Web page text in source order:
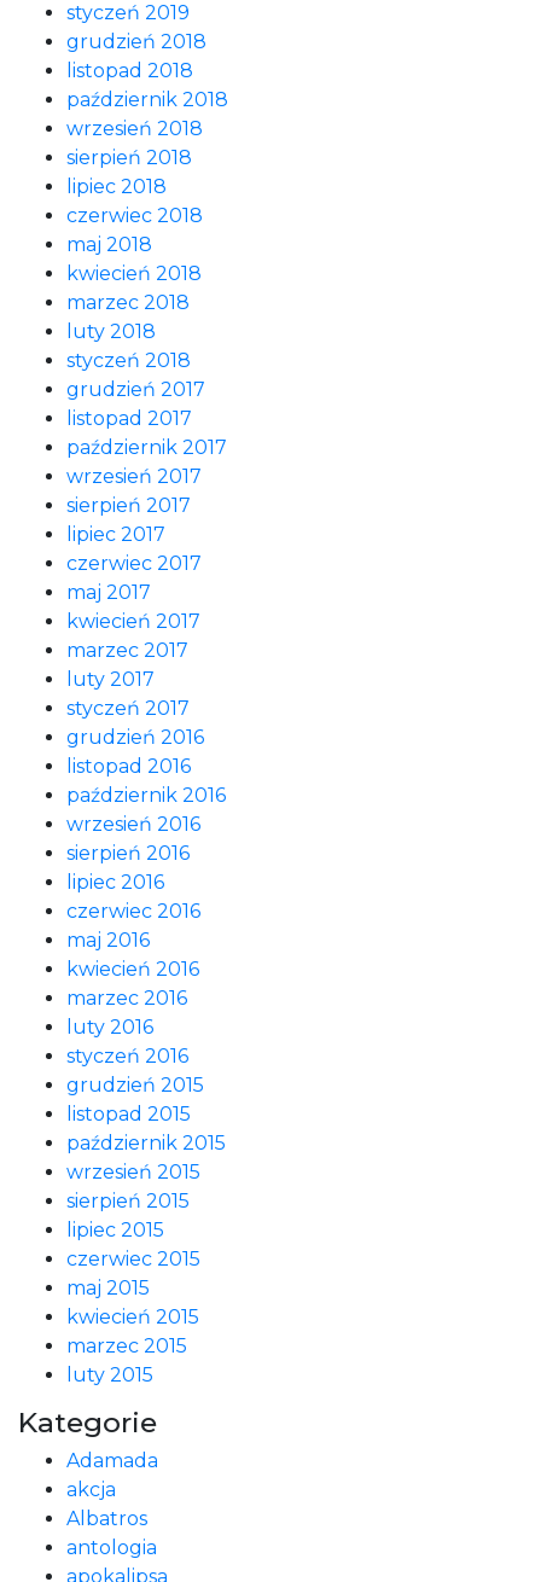
styczeń 2019
grudzień 2018
listopad 2018
październik 2018
wrzesień 2018
sierpień 2018
lipiec 2018
czerwiec 2018
maj 2018
kwiecień 2018
marzec 2018
luty 2018
styczeń 2018
grudzień 2017
listopad 2017
październik 2017
wrzesień 2017
sierpień 2017
lipiec 2017
czerwiec 2017
maj 2017
kwiecień 2017
marzec 2017
luty 2017
styczeń 2017
grudzień 2016
listopad 2016
październik 2016
wrzesień 2016
sierpień 2016
lipiec 2016
czerwiec 2016
maj 2016
kwiecień 2016
marzec 2016
luty 2016
styczeń 2016
grudzień 2015
listopad 2015
październik 2015
wrzesień 2015
sierpień 2015
lipiec 2015
czerwiec 2015
maj 2015
kwiecień 2015
marzec 2015
luty 2015
Kategorie
Adamada
akcja
Albatros
antologia
apokalipsa